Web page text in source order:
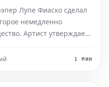
Лупе Фиаско сделал
немедленно
Артист утверждает,
премии Кендрика
1 МИН